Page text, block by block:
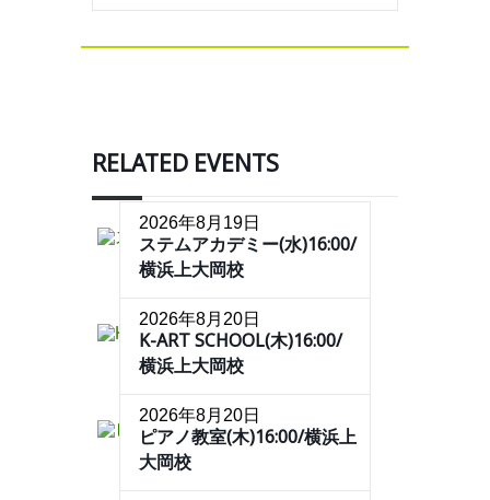
RELATED EVENTS
2026年8月19日
ステムアカデミー(水)16:00/
横浜上大岡校
2026年8月20日
K-ART SCHOOL(木)16:00/
横浜上大岡校
2026年8月20日
ピアノ教室(木)16:00/横浜上
大岡校